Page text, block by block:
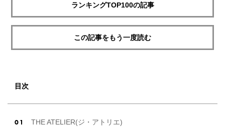
ランキングTOP100の記事
この記事をもう一度読む
目次
THE ATELIER(ジ・アトリエ)